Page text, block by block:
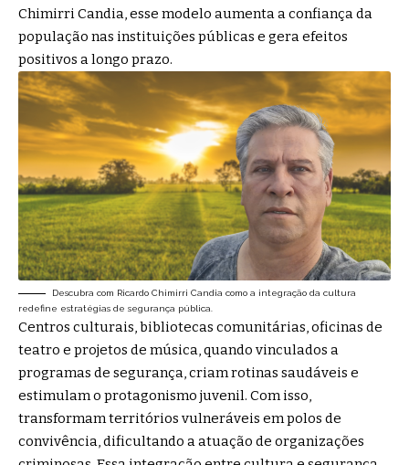
Chimirri Candia, esse modelo aumenta a confiança da
população nas instituições públicas e gera efeitos
positivos a longo prazo.
Descubra com Ricardo Chimirri Candia como a integração da cultura
redefine estratégias de segurança pública.
Centros culturais, bibliotecas comunitárias, oficinas de
teatro e projetos de música, quando vinculados a
programas de segurança, criam rotinas saudáveis e
estimulam o protagonismo juvenil. Com isso,
transformam territórios vulneráveis em polos de
convivência, dificultando a atuação de organizações